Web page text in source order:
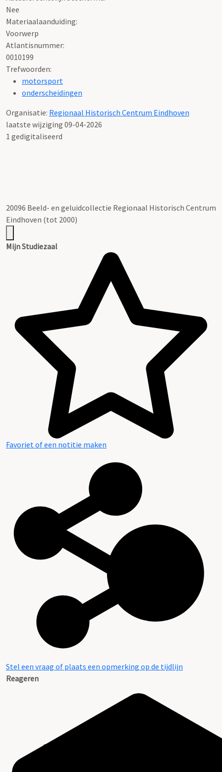
Voorwerpen
Inlichtingen:
Wilt u meer informatie of een reproductie bestellen, neem
dan contact op met infostudiezaal@rhc-eindhoven.nl
Auteursrechtelijk beschermd:
Nee
Materiaalaanduiding:
Voorwerp
0010199
Trefwoorden:
motorsport
20096 Beeld- en geluidcollectie Regionaal Historisch Centrum
Favoriet of een notitie maken
Stel een vraag of plaats een opmerking op de tijdlijn